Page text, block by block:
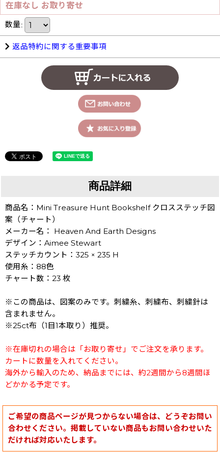
在庫なし お取り寄せ
数量:
返品特約に関する重要事項
商品詳細
商品名：Mini Treasure Hunt Bookshelf クロスステッチ図
案（チャート）
メーカー名： Heaven And Earth Designs
デザイン：Aimee Stewart
ステッチカウント：325 × 235 H
使用糸：88色
チャート数：23 枚
※この商品は、図案のみです。刺繍糸、刺繍布、刺繍針は
含まれません。
※25ct布（1目1本取り）推奨。
※在庫切れの場合は「お取り寄せ」でご注文を承ります。
カートに数量を入れてください。
海外から輸入のため、納品までには、約2週間から8週間ほ
どかかる予定です。
ご希望の商品ページが見つからない場合は、どうぞお問い
合わせください。掲載していない商品もお問い合わせいた
だければ対応いたします。